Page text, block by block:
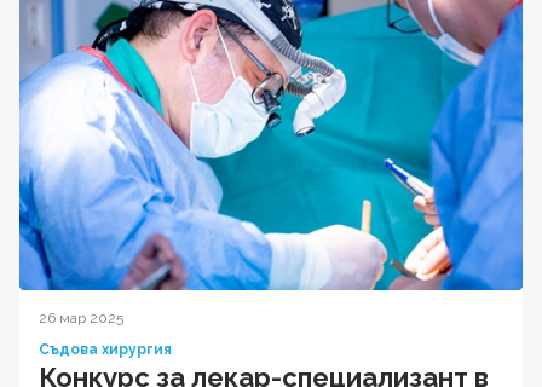
26 мар 2025
Съдова хирургия
Конкурс за лекар-специализант в